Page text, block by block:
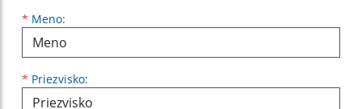
* Meno:
Meno
* Priezvisko:
Priezvisko
E-mailová adresa